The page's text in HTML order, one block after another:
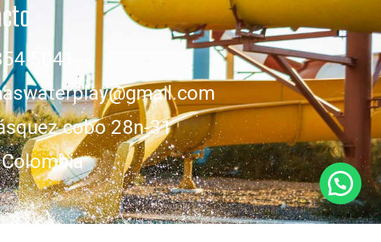
5041
cobo 28n-31